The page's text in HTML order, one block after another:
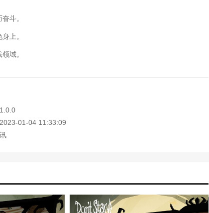
)
荒麦斯威尔)
地底世界攻略图)
魂手游家园攻略简述老司机教你打
怎么做)
荒麦斯威尔暗影法典怎么用)
略)
斗。
上。
域。
01-04 11:33:09